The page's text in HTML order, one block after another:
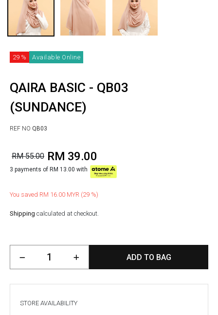
29 % Available Online
QAIRA BASIC - QB03
(SUNDANCE)
REF NO QB03
RM 55.00 RM 39.00
3 payments of RM 13.00 with
You saved RM 16.00 MYR (29 %)
Shipping calculated at checkout.
ADD TO BAG
STORE AVAILABILITY